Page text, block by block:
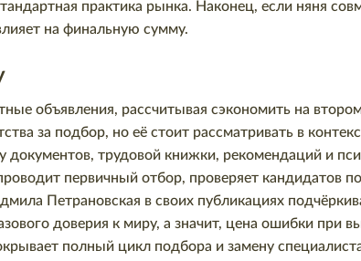
практика рынка. Наконец, если няня
на финальную сумму.
объявления, рассчитывая сэкономить на
за подбор, но её стоит рассматривать в
документов, трудовой книжки, рекомендаций и
первичный отбор, проверяет кандидатов
Петрановская в своих публикациях
доверия к миру, а значит, цена ошибки при
полный цикл подбора и замену